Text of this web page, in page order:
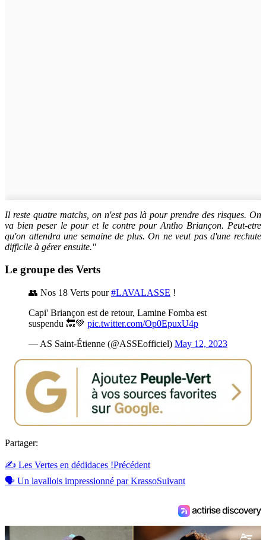
Il reste quatre matchs, on n'est pas là pour prendre des risques. On
va bien peser le pour et le contre pour Antho Briançon. Peut-etre
qu'on attendra une semaine de plus. On ne veut pas d'une rechute
difficile à gérer ensuite."
Le groupe des Verts
👥 Nos 18 Verts pour#LAVALASSE !
Capi' Briançon est de retour, Lamine Fomba est
suspendu 🔙💚 pic.twitter.com/Op0EpuxU4p
— AS Saint-Étienne (@ASSEofficiel) May 12, 2023
Partager:
✍ Les Vertes en dédidaces !Précédent
🗣 Un lavallois impressionné par KrassoSuivant